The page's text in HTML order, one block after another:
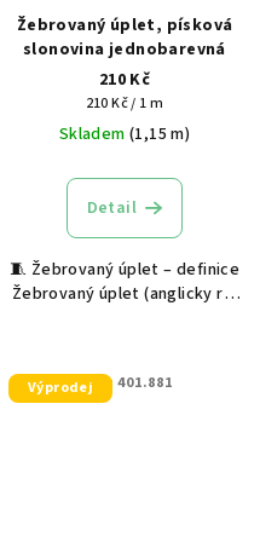
Žebrovaný úplet, písková
slonovina jednobarevná
210 Kč
Měrná
cena:
210 Kč / 1 m
Skladem (1,15 m)
Detail
🧵 Žebrovaný úplet – definice
Žebrovaný úplet (anglicky rib
střídáním lícních a rubových
VýprodejKÓD:401.881